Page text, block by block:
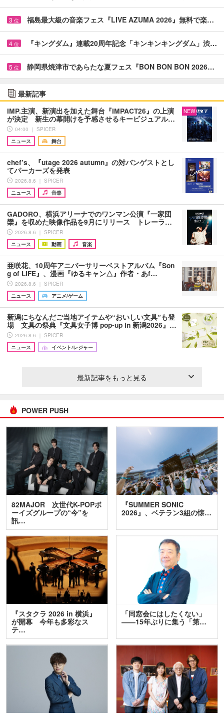
3 位 福島最大級の音楽フェス『LIVE AZUMA 2026』無料で楽…
4 位 『キングダム』連載20周年記念「キンキンキングダム」渋…
5 位 静岡県焼津市であらたな夏フェス『BON BON BON 2026…
最新記事
IMP.主演、新演出を加えた舞台『IMPACT26』の上演
が決定 新生の幕開けを予感させるキービジュアル…
04:00 ｜ SPICER
ニュース
舞台
NEW
chef’s、『utage 2026 autumn』の対バンゲストとし
てパーカーズを発表
2026.8.6 ｜ SPICER
ニュース
音楽
GADORO、横浜アリーナでのワンマン公演『一家団
欒』を収めた映像作品を9月にリリース トレーラ…
2026.8.6 ｜ SPICER
ニュース
動画 音楽
亜咲花、10周年アニバーサリーベストアルバム『Son
g of LIFE』、漫画『ゆるキャン△』作者・あf…
2026.8.6 ｜ SPICER
ニュース
アニメ/ゲーム
新潟にちなんだご当地アイテムや“おいしい文具”も登
場 文具の祭典『文具女子博 pop-up in 新潟2026』…
2026.8.6 ｜ SPICER
ニュース
イベント/レジャー
最新記事をもっと見る
POWER PUSH
82MAJOR 次世代K-POPボ
ーイズグループの“今”を
訊…
『SUMMER SONIC
2026』、ベテラン3組の懐…
『スタクラ 2026 in 横浜』
が開幕 今年も多彩なス
テ…
「同窓会にはしたくない」
――15年ぶりに集う「第…